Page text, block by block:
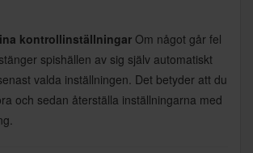
kontrollinställningar Om något går fel
spishällen av sig själv automatiskt
valda inställningen. Det betyder att du
och sedan återställa inställningarna med